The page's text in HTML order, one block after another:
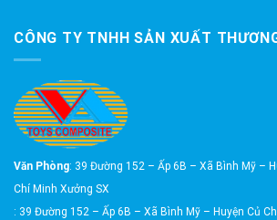
CÔNG TY TNHH SẢN XUẤT
Văn Phòng: 39 Đường 152 – Ấp 6B – Xã Bình Mỹ –
Chí Minh Xưởng SX
: 39 Đường 152 – Ấp 6B – Xã Bình Mỹ – Huyện Củ